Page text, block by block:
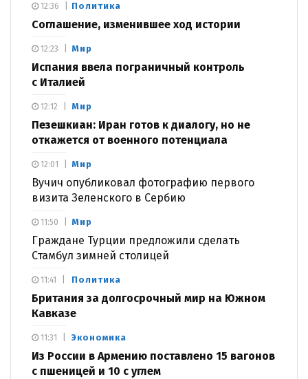
Политика
Соглашение, изменившее ход истории
12:36
Мир
Испания ввела пограничный контроль
с Италией
12:23
Мир
Пезешкиан: Иран готов к диалогу, но не
откажется от военного потенциала
12:12
Мир
Вучич опубликовал фотографию первого
визита Зеленского в Сербию
12:01
Мир
Граждане Турции предложили сделать
Стамбул зимней столицей
11:50
Политика
Британия за долгосрочный мир на Южном
Кавказе
11:41
Экономика
Из России в Армению поставлено 15 вагонов
с пшеницей и 10 с углем
11:31